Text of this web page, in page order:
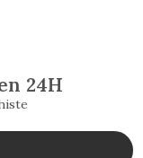
24H